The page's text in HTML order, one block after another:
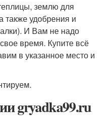
землю для
также удобрения и
И Вам не надо
время. Купите всё
в указанное место и
gryadka99.ru